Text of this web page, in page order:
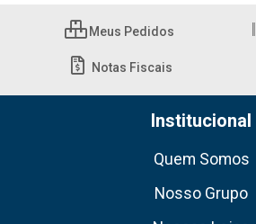
Meus Pedidos
Notas Fiscais
Institucional
Quem Somos
Nosso Grupo